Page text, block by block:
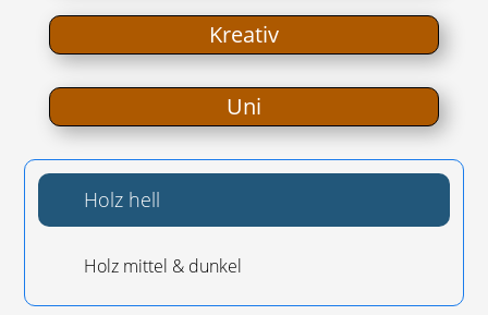
Krea­tiv
Uni
Holz hell
Holz mit­tel & dunkel